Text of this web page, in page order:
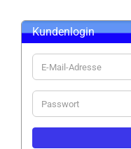
Kundenlogin
E-
Mail-
Adresse
Passwort